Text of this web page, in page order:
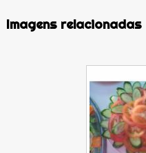
Imagens relacionadas